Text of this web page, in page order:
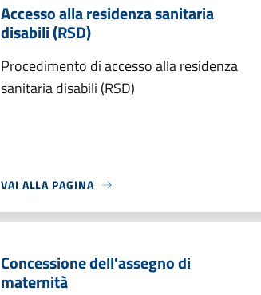
Accesso alla residenza sanitaria
disabili (RSD)
Procedimento di accesso alla residenza
sanitaria disabili (RSD)
VAI ALLA PAGINA
Concessione dell'assegno di
maternità